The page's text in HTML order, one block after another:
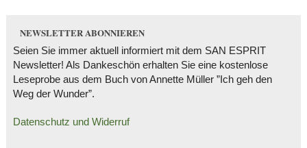
NEWSLETTER ABONNIEREN
Seien Sie immer aktuell informiert mit dem SAN ESPRIT
Newsletter! Als Dankeschön erhalten Sie eine kostenlose
Leseprobe aus dem Buch von Annette Müller ”Ich geh den
Weg der Wunder”.
Datenschutz und Widerruf